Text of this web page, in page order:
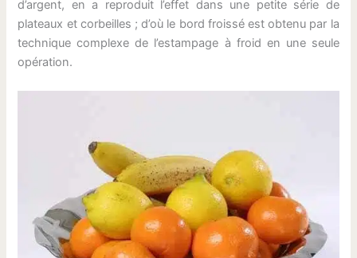
d’argent, en a reproduit l’effet dans une petite série de
plateaux et corbeilles ; d’où le bord froissé est obtenu par la
technique complexe de l’estampage à froid en une seule
opération.